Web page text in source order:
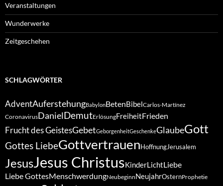
Veranstaltungen
Wunderwerke
Zeitgeschehen
SCHLAGWÖRTER
AdventAuferstehungBabylonBetenBibelCarlos-Martínez
CoronavirusDanielDemutErlösungFreiheitFrieden
Frucht des GeistesGebetGeborgenheitGeschenkeGlaubeGott
Gottes LiebeGottvertrauenHoffnungJerusalem
JesusJesus ChristusKinderLichtLiebe
Liebe GottesMenschwerdungNeubeginnNeujahrOsternProphetie